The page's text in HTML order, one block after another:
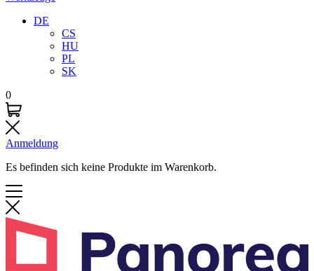
DE
CS
HU
PL
SK
0
Anmeldung
Es befinden sich keine Produkte im Warenkorb.